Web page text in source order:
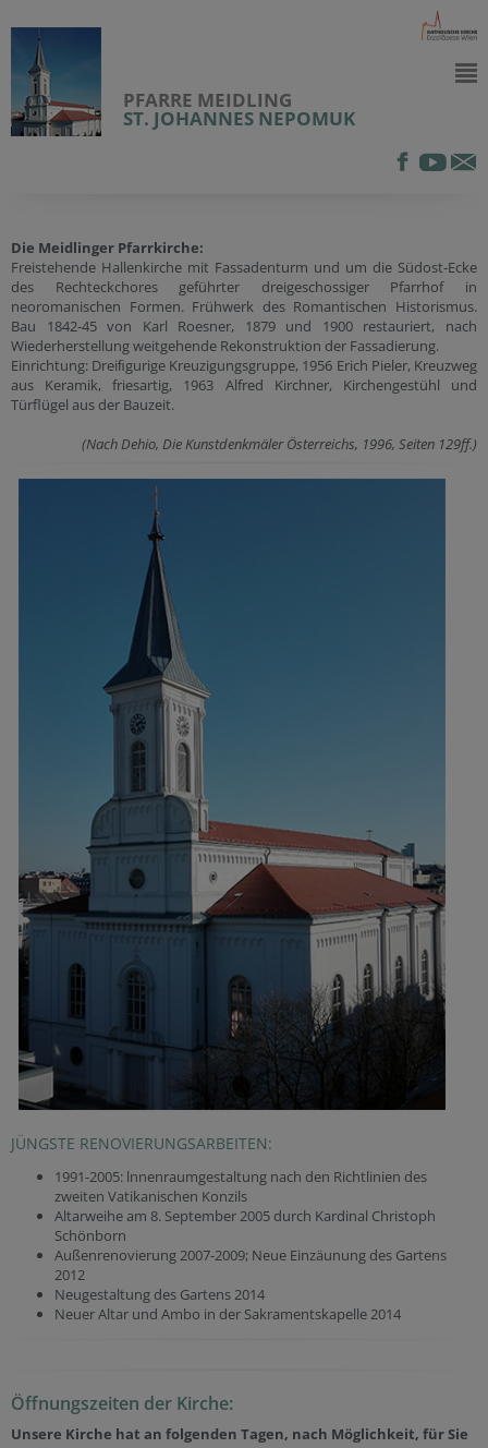
PFARRE MEIDLING
ST. JOHANNES NEPOMUK
Die Meidlinger Pfarrkirche:
Freistehende Hallenkirche mit Fassadenturm und um die Südost-Ecke
des Rechteckchores geführter dreigeschossiger Pfarrhof in
neoromanischen Formen. Frühwerk des Romantischen Historismus.
Bau 1842-45 von Karl Roesner, 1879 und 1900 restauriert, nach
Wiederherstellung weitgehende Rekonstruktion der Fassadierung.
Einrichtung: Dreiﬁgurige Kreuzigungsgruppe, 1956 Erich Pieler, Kreuzweg
aus Keramik, friesartig, 1963 Alfred Kirchner, Kirchengestühl und
Türflügel aus der Bauzeit.
(Nach Dehio, Die Kunstdenkmäler Österreichs, 1996, Seiten 129ff.)
JÜNGSTE RENOVIERUNGSARBEITEN:
1991-2005: lnnenraumgestaltung nach den Richtlinien des
zweiten Vatikanischen Konzils
Altarweihe am 8. September 2005 durch Kardinal Christoph
Schönborn
Außenrenovierung 2007-2009; Neue Einzäunung des Gartens
2012
Neugestaltung des Gartens 2014
Neuer Altar und Ambo in der Sakramentskapelle 2014
Öffnungszeiten der Kirche:
Unsere Kirche hat an folgenden Tagen, nach Möglichkeit, für Sie